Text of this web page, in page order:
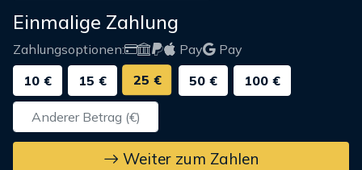
Einmalige Zahlung
Zahlungsoptionen: Pay
Pay
10 €
15 € 25 € 50 € 100 €
Weiter zum Zahlen